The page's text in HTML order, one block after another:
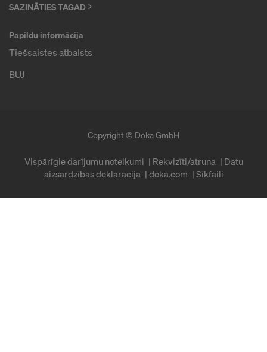
SAZINĀTIES TAGAD
Papildu informācija
Tiešsaistes atbalsts
BUJ
Copyright © Doka GmbH
Vispārīgie darījumu noteikumi Rekvizīti/atruna
Datu
aizsardzības deklarācija
doka.com Sīkfaili